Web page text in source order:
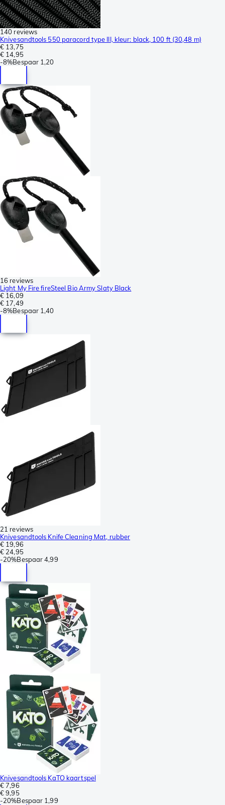
140 reviews
Knivesandtools 550 paracord type III, kleur: black, 100 ft (30,48 m)
€ 13,75
€ 14,95
-8%Bespaar 1,20
16 reviews
Light My Fire fireSteel Bio Army Slaty Black
€ 16,09
€ 17,49
-8%Bespaar 1,40
21 reviews
Knivesandtools Knife Cleaning Mat, rubber
€ 19,96
€ 24,95
-20%Bespaar 4,99
Knivesandtools KaTO kaartspel
€ 7,96
€ 9,95
-20%Bespaar 1,99